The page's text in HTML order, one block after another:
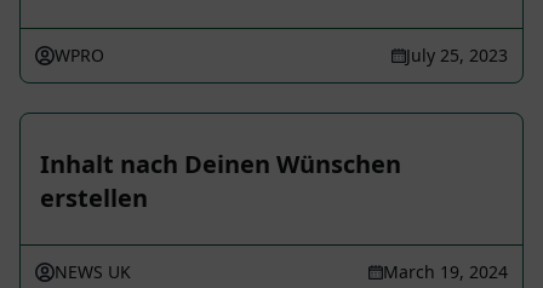
WPRO July 25, 2023
Inhalt nach Deinen Wünschen
erstellen
NEWS UK March 19, 2024